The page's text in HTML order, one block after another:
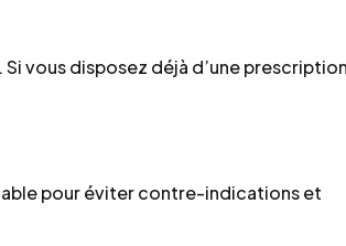
vous disposez déjà d’une
pour éviter contre-indications et